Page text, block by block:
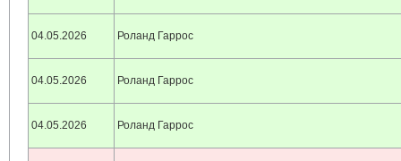
04.05.2026 Роланд Гаррос
04.05.2026 Роланд Гаррос
04.05.2026 Роланд Гаррос